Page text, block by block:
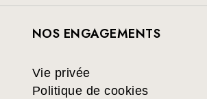
NOS ENGAGEMENTS
Vie privée
Politique de cookies